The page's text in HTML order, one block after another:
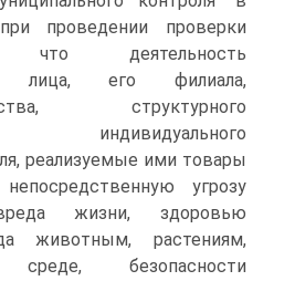
проведении проверки
что деятельность
лица, его филиала,
структурного
индивидуального
реализуемые ими товары
угрозу
жизни, здоровью
животным, растениям,
среде, безопасности